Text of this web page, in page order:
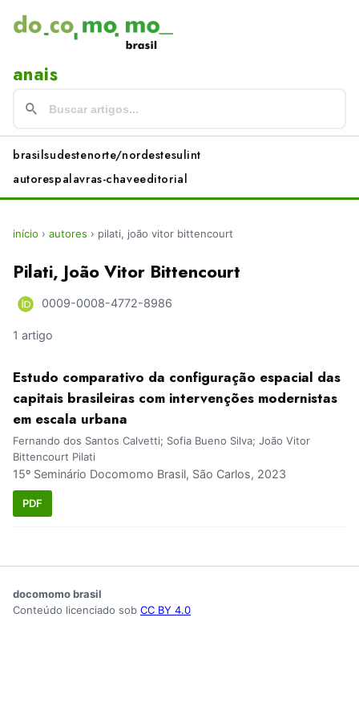
anais
brasilsudestenorte/nordestesulint
autorespalavras-chaveeditorial
início › autores › pilati, joão vitor bittencourt
Pilati, João Vitor Bittencourt
0009-0008-4772-8986
1 artigo
Estudo comparativo da configuração espacial das
capitais brasileiras com intervenções modernistas
em escala urbana
Fernando dos Santos Calvetti; Sofia Bueno Silva; João Vitor
Bittencourt Pilati
15º Seminário Docomomo Brasil, São Carlos, 2023
PDF
docomomo brasil
Conteúdo licenciado sob CC BY 4.0